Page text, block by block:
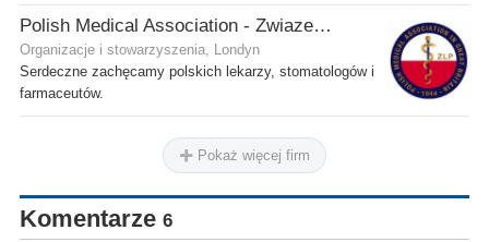
Polish Medical Association - Zwiazek Lekarzy Polskich w Wielkiej Brytanii
Organizacje i stowarzyszenia, Londyn
Serdeczne zachęcamy polskich lekarzy, stomatologów i
farmaceutów.
Pokaż więcej firm
Komentarze 6